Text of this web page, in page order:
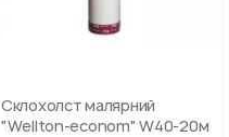
Склохолст малярний
"Wellton-econom" W40-20м